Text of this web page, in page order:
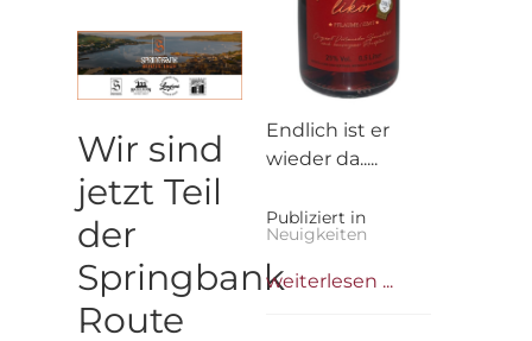
Wir sind
jetzt Teil
der
Springbank
Route
Endlich ist er
wieder da.....
Publiziert in
Neuigkeiten
weiterlesen ...